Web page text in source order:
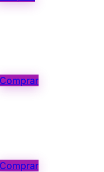
Comprar
Comprar